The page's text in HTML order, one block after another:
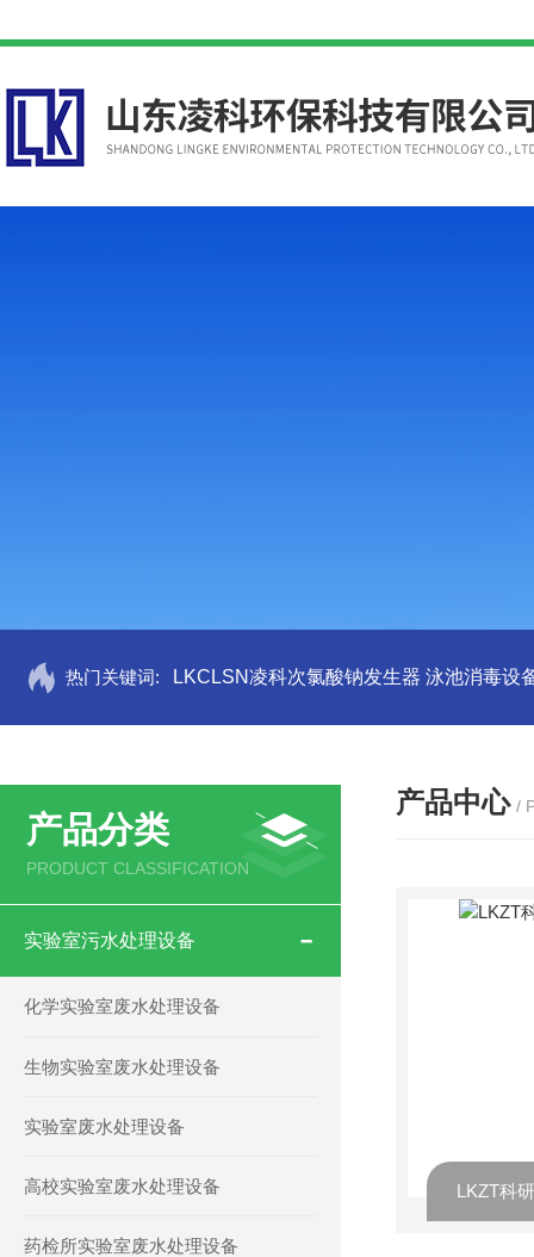
热门关键词: LKCLSN凌科次氯酸钠发生器 泳池消毒设
产品分类
PRODUCT CLASSIFICATION
实验室污水处理设备
化学实验室废水处理设备
生物实验室废水处理设备
实验室废水处理设备
高校实验室废水处理设备
药检所实验室废水处理设备
产品中心 /
LKZT科